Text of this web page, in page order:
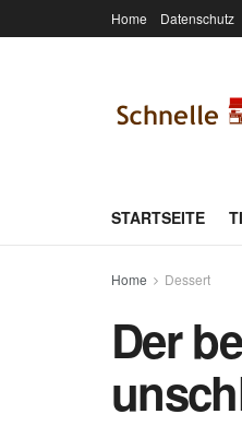
Home Datenschutz
STARTSEITE
Home Dessert
Der